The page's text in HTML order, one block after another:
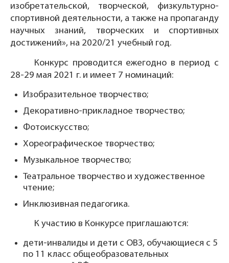
изобретательской, творческой, физкультурно-
спортивной деятельности, а также на пропаганду
научных знаний, творческих и спортивных
достижений», на 2020/21 учебный год.
Конкурс проводится ежегодно в период с
28-29 мая 2021 г. и имеет 7 номинаций:
Изобразительное творчество;
Декоративно-прикладное творчество;
Фотоискусство;
Хореографическое творчество;
Музыкальное творчество;
Театральное творчество и художественное
чтение;
Инклюзивная педагогика.
К участию в Конкурсе приглашаются:
дети-инвалиды и дети с ОВЗ, обучающиеся с 5
по 11 класс общеобразовательных